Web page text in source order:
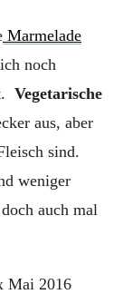
Marmelade
noch
Vegetarische
aus, aber
sind.
weniger
auch mal